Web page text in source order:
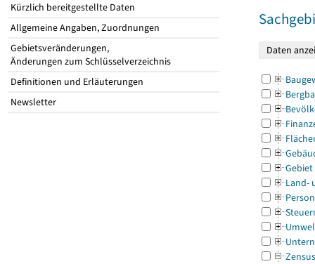
Kürzlich bereitgestellte Daten
Allgemeine Angaben, Zuordnungen
Gebietsveränderungen,
Änderungen zum Schlüsselverzeichnis
Definitionen und Erläuterungen
Newsletter
Gebiet
Land-
Zensus